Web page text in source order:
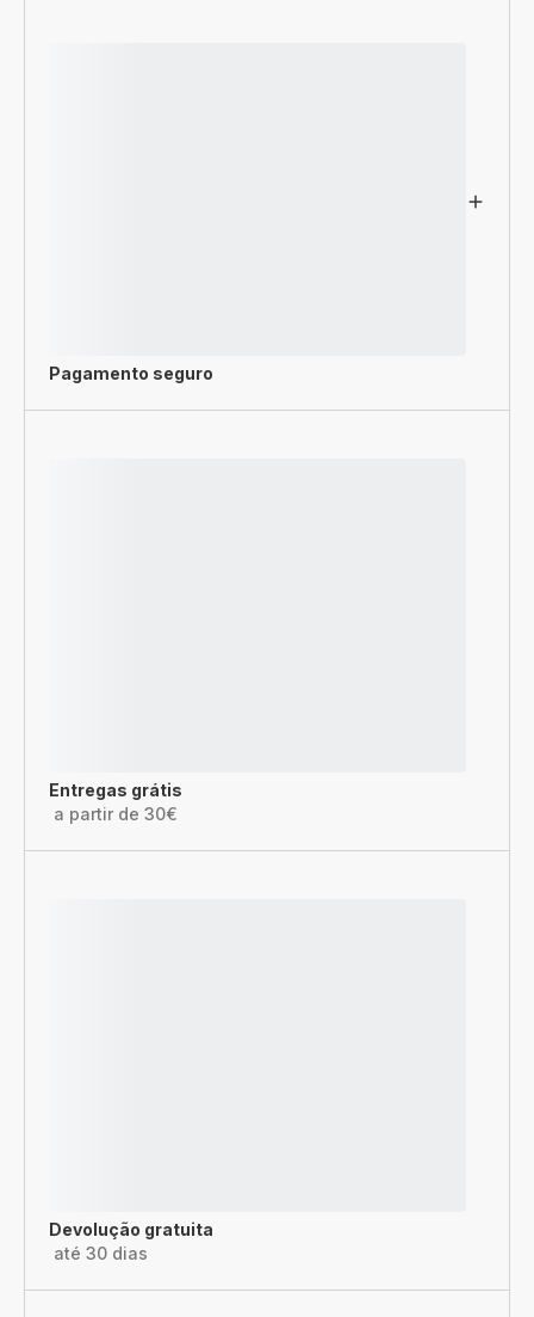
Pagamento seguro
Entregas grátis
a partir de 30€
Devolução gratuita
até 30 dias